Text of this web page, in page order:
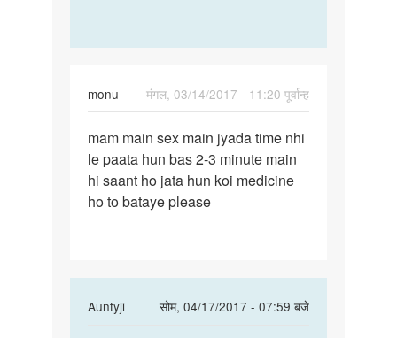
monu
मंगल, 03/14/2017 - 11:20 पूर्वान्ह
mam
main
sex
main
mam main sex main jyada time nhi
le paata hun bas 2-3 minute main
hi saant ho jata hun koi medicine
ho to bataye please
Auntyji
सोम, 04/17/2017 - 07:59 बजे
In